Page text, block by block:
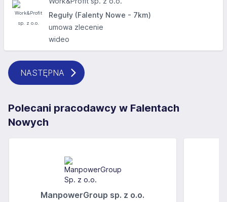
Reguły (Falenty Nowe - 7km)
umowa zlecenie
wideo
NASTĘPNA
Polecani pracodawcy w Falentach
Nowych
ManpowerGroup sp. z o.o.